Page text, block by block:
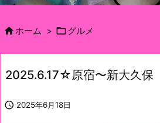
ホーム > グルメ
2025.6.17☆原宿〜新大久保
 2025年6月18日